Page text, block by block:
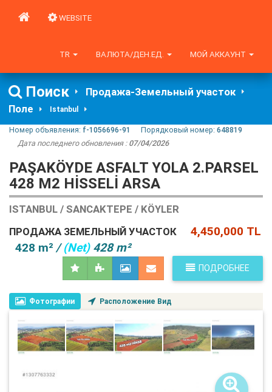
WEBSITE
МОЙ АККАУНТ
ВАЛЮТА/ДЕН.ЕД.
TR
Поиск
Продажа-Земельный участок
Поле
Istanbul
Номер объявления: f-1056696-91 Порядковый номер: 648819
Дата последнего обновления :07/04/2026
PAŞAKÖYDE ASFALT YOLA 2.PARSEL
428 M2 HİSSELİ ARSA
ISTANBUL / SANCAKTEPE / KÖYLER
ПРОДАЖА ЗЕМЕЛЬНЫЙ УЧАСТОК
4,450,000 TL
428 m² /(Net)428 m²
ПОДРОБНЕЕ
Фотографии Расположение Вид